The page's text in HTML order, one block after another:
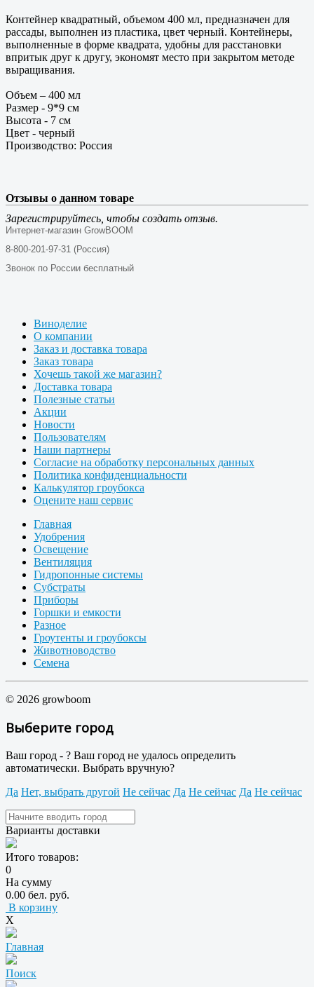
Контейнер квадратный, объемом 400 мл, предназначен для
рассады, выполнен из пластика, цвет черный. Контейнеры,
выполненные в форме квадрата, удобны для расстановки
впритык друг к другу, экономят место при закрытом методе
выращивания.
Объем – 400 мл
Размер - 9*9 см
Высота - 7 см
Цвет - черный
Производство: Россия
Отзывы о данном товаре
Зарегистрируйтесь, чтобы создать отзыв.
Интернет-магазин GrowBOOM
8-800-201-97-31 (Россия)
Звонок по России бесплатный
Виноделие
О компании
Заказ и доставка товара
Заказ товара
Хочешь такой же магазин?
Доставка товара
Полезные статьи
Акции
Новости
Пользователям
Наши партнеры
Согласие на обработку персональных данных
Политика конфиденциальности
Калькулятор гроубокса
Оцените наш сервис
Главная
Удобрения
Освещение
Вентиляция
Гидропонные системы
Субстраты
Приборы
Горшки и емкости
Разное
Гроутенты и гроубоксы
Животноводство
Семена
© 2026 growboom
Выберите город
Ваш город - ? Ваш город не удалось определить
автоматически. Выбрать вручную?
Да Нет, выбрать другой Не сейчас Да Не сейчас Да Не сейчас
Варианты доставки
Итого товаров:
0
На сумму
0.00 бел. руб.
В корзину
X
Главная
Поиск